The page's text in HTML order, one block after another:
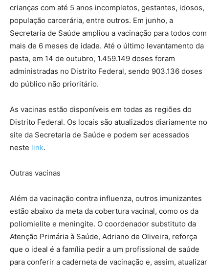
crianças com até 5 anos incompletos, gestantes, idosos,
população carcerária, entre outros. Em junho, a
Secretaria de Saúde ampliou a vacinação para todos com
mais de 6 meses de idade. Até o último levantamento da
pasta, em 14 de outubro, 1.459.149 doses foram
administradas no Distrito Federal, sendo 903.136 doses
do público não prioritário.
As vacinas estão disponíveis em todas as regiões do
Distrito Federal. Os locais são atualizados diariamente no
site da Secretaria de Saúde e podem ser acessados
neste link.
Outras vacinas
Além da vacinação contra influenza, outros imunizantes
estão abaixo da meta da cobertura vacinal, como os da
poliomielite e meningite. O coordenador substituto da
Atenção Primária à Saúde, Adriano de Oliveira, reforça
que o ideal é a família pedir a um profissional de saúde
para conferir a caderneta de vacinação e, assim, atualizar